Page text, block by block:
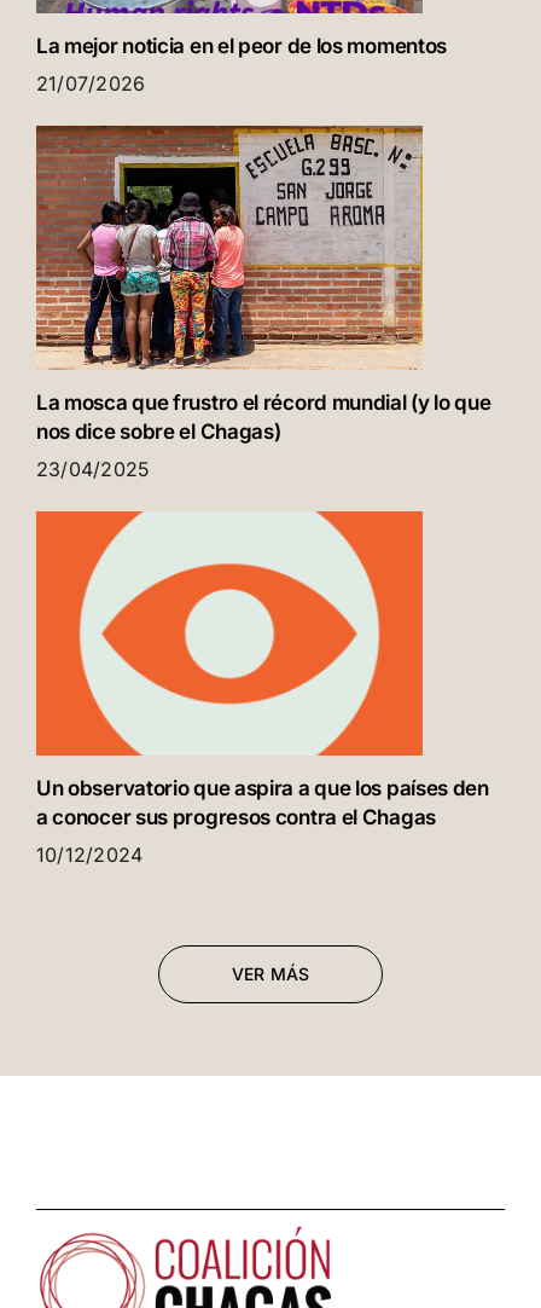
La mejor noticia en el peor de los momentos
21/07/2026
La mosca que frustro el récord mundial (y lo que
nos dice sobre el Chagas)
23/04/2025
Un observatorio que aspira a que los países den
a conocer sus progresos contra el Chagas
10/12/2024
VER MÁS